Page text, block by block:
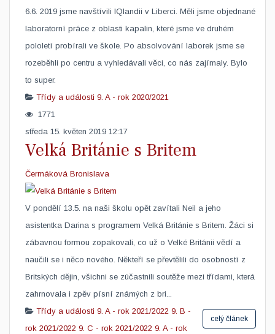
​6.6. 2019 jsme navštívili IQlandii v Liberci. Měli jsme objednané
laboratorní práce z oblasti kapalin, které jsme ve druhém
pololetí probírali ve škole. Po absolvování laborek jsme se
rozeběhli po centru a vyhledávali věci, co nás zajímaly. Bylo
to super.
Třídy a události 9. A - rok 2020/2021
1771
středa 15. květen 2019 12:17
Velká Británie s Britem
Čermáková Bronislava
​V pondělí 13.5. na naši školu opět zavítali Neil a jeho
asistentka Darina s programem Velká Británie s Britem. Žáci si
zábavnou formou zopakovali, co už o Velké Británii vědí a
naučili se i něco nového. Někteří se převtělili do osobností z
Britských dějin, všichni se zúčastnili soutěže mezi třídami, která
zahrnovala i zpěv písní známých z bri...
celý článek
Třídy a události 9. A - rok 2021/2022 9. B -
rok 2021/2022 9. C - rok 2021/2022 9. A - rok